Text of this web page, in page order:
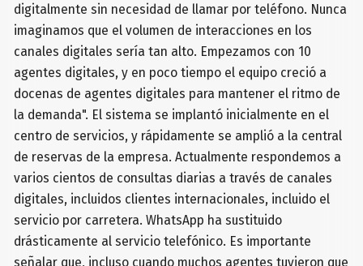
digitalmente sin necesidad de llamar por teléfono. Nunca
imaginamos que el volumen de interacciones en los
canales digitales sería tan alto. Empezamos con 10
agentes digitales, y en poco tiempo el equipo creció a
docenas de agentes digitales para mantener el ritmo de
la demanda". El sistema se implantó inicialmente en el
centro de servicios, y rápidamente se amplió a la central
de reservas de la empresa. Actualmente respondemos a
varios cientos de consultas diarias a través de canales
digitales, incluidos clientes internacionales, incluido el
servicio por carretera. WhatsApp ha sustituido
drásticamente al servicio telefónico. Es importante
señalar que, incluso cuando muchos agentes tuvieron que